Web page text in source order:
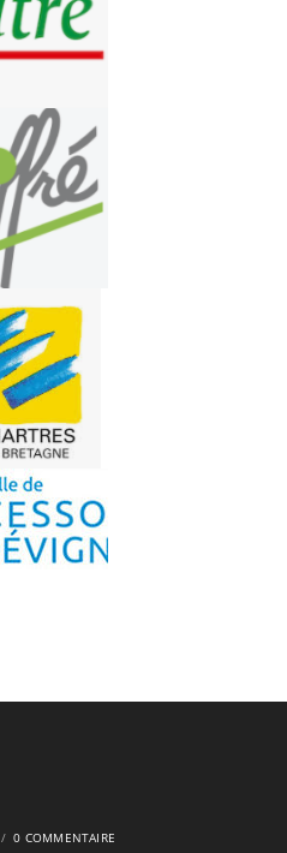
/ 0 COMMENTAIRE